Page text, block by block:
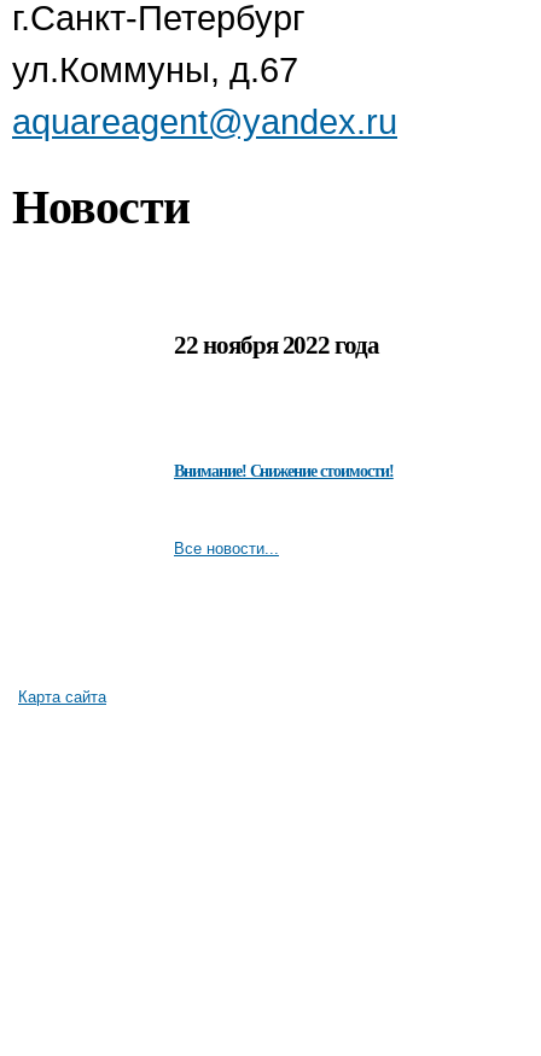
г.Санкт-Петербург
ул.Коммуны, д.67
aquareagent@yandex.ru
Новости
22 ноября 2022 года
Внимание! Снижение стоимости!
Все новости...
Карта сайта